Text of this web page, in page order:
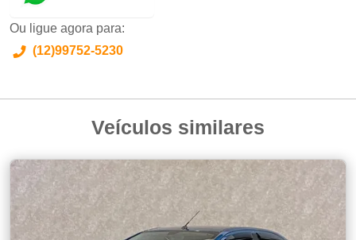
Ou ligue agora para:
(12)99752-5230
Veículos similares